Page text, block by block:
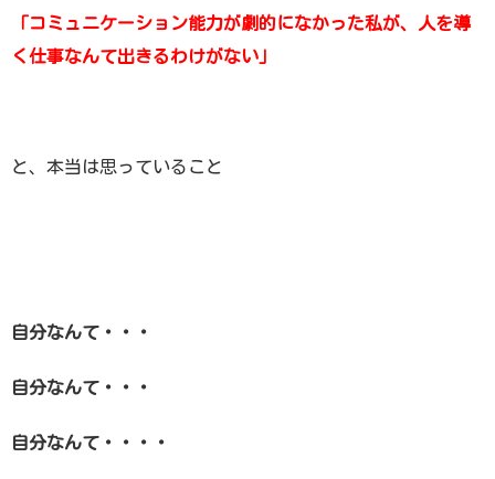
「コミュニケーション能力が劇的になかった私が、
人を導
く仕事なんて出きるわけがない」
と、本当は思っていること
自分なんて・・・
自分なんて・・・
自分なんて・・・・